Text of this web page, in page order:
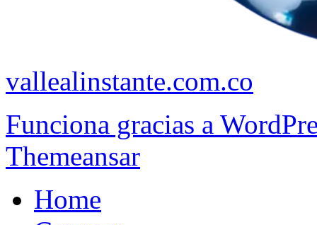
vallealinstante.com.co
Funciona gracias a
Themeansar
Home